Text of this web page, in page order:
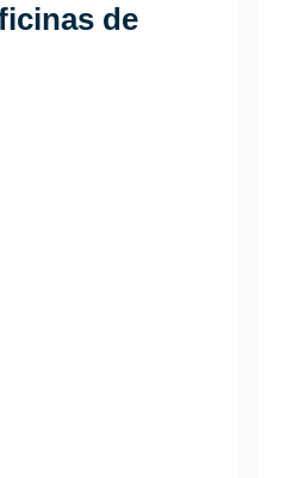
de